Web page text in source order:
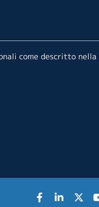
come descritto nella